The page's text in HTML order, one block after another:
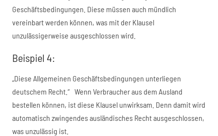
Geschäftsbedingungen. Diese müssen auch mündlich
vereinbart werden können, was mit der Klausel
unzulässigerweise ausgeschlossen wird.
Beispiel 4:
„Diese Allgemeinen Geschäftsbedingungen unterliegen
deutschem Recht.“ Wenn Verbraucher aus dem Ausland
bestellen können, ist diese Klausel unwirksam. Denn damit wird
automatisch zwingendes ausländisches Recht ausgeschlossen,
was unzulässig ist.